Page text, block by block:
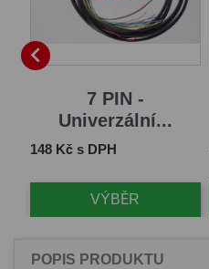

7 PIN -
Univerzální...
Cena
148 Kč s DPH
VÝBĚR
POPIS PRODUKTU